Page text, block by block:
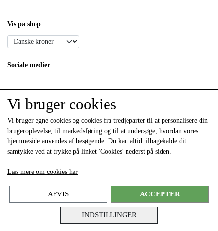
Vis på shop
Sociale medier
Modtag vores nyhedsbrev via e-mail
Vi bruger cookies
Vi bruger egne cookies og cookies fra tredjeparter til at personalisere din
brugeroplevelse, til markedsføring og til at undersøge, hvordan vores
hjemmeside anvendes af besøgende. Du kan altid tilbagekalde dit
samtykke ved at trykke på linket 'Cookies' nederst på siden.
Læs mere om cookies her
INDSTILLINGER
AFVIS ACCEPTER